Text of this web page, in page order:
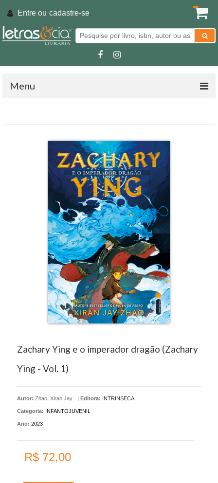
Entre ou cadastre-se.
Menu
Zachary Ying e o imperador dragão (Zachary
Ying - Vol. 1)
Autor: Zhao, Xiran Jay | Editora: INTRINSECA
Categoria: INFANTOJUVENIL
Ano: 2023
R$ 72,00